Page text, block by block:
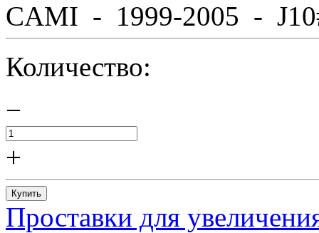
CAMI - 1999-2005 -
Количество:
−
+
Купить
Проставки для